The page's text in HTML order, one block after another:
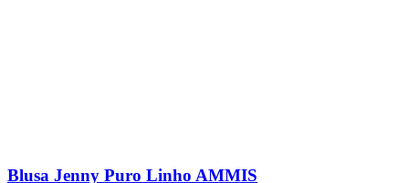
Blusa Jenny Puro Linho AMMIS